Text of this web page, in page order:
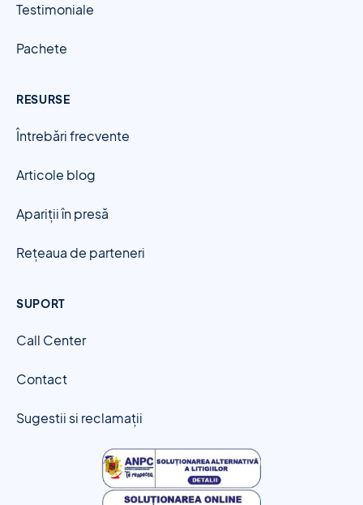
Testimoniale
Pachete
RESURSE
Întrebări frecvente
Articole blog
Apariții în presă
Rețeaua de parteneri
SUPORT
Call Center
Contact
Sugestii si reclamații